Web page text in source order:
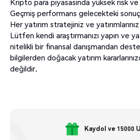
Geçmiş performans gelecekteki
Her yatırım stratejiniz ve
Lütfen kendi araştırmanızı yapın ve
nitelikli bir finansal danışmandan
bilgilerden doğacak yatırım
değildir.
Kaydol ve 15000